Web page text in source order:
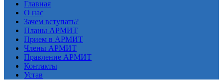
Главная
О нас
Зачем вступать?
Планы АРМИТ
Прием в АРМИТ
Члены АРМИТ
Правление АРМИТ
Контакты
Устав